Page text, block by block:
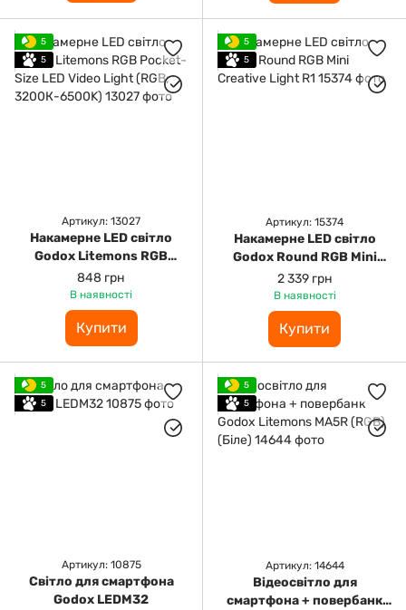
5
5
Артикул: 13027
Накамерне LED світло
Godox Litemons RGB
Pocket-Size LED Video
Light (RGB; 3200К-6500K)
848 грн
В наявності
Купити
5
5
Артикул: 15374
Накамерне LED світло
Godox Round RGB Mini
Creative Light R1
2 339 грн
В наявності
Купити
5
5
Артикул: 10875
Світло для смартфона
Godox LEDM32
5
5
Артикул: 14644
Відеосвітло для
смартфона + повербанк